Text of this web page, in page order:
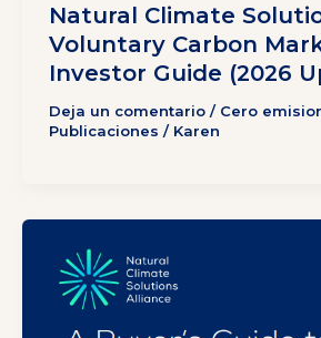
Natural Climate
Voluntary Carbon
Investor Guide (2026
Deja un comentario / Cero
Publicaciones / Karen